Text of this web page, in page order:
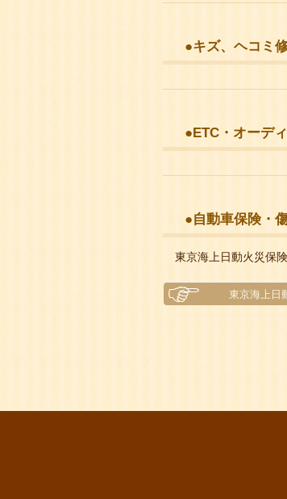
●キズ、ヘコミ
●ETC・オーデ
●自動車保険・
東京海上日動火災保
東京海上日